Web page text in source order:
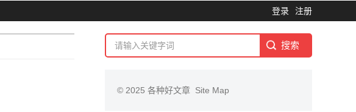
登录 注册
© 2025 各种好文章 Site Map